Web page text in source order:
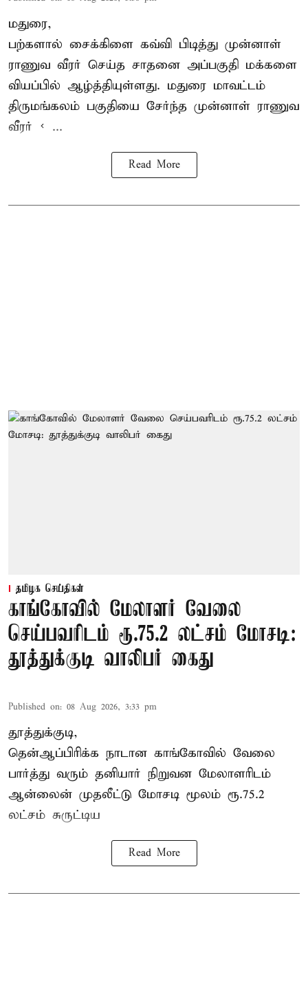
மதுரை,
பற்களால் சைக்கிளை கவ்வி பிடித்து முன்னாள்
ராணுவ வீரர் செய்த சாதனை அப்பகுதி மக்களை
வியப்பில் ஆழ்த்தியுள்ளது. மதுரை மாவட்டம்
திருமங்கலம் பகுதியை சேர்ந்த முன்னாள் ராணுவ
வீரர் < ...
Read More
தமிழக செய்திகள்
காங்கோவில் மேலாளர் வேலை
செய்பவரிடம் ரூ.75.2 லட்சம் மோசடி:
தூத்துக்குடி வாலிபர் கைது
Published on: 08 Aug 2026, 3:33 pm
தூத்துக்குடி,
தென்ஆப்பிரிக்க நாடான காங்கோவில் வேலை
பார்த்து வரும் தனியார் நிறுவன மேலாளரிடம்
ஆன்லைன் முதலீட்டு மோசடி மூலம் ரூ.75.2
லட்சம் சுருட்டிய
Read More